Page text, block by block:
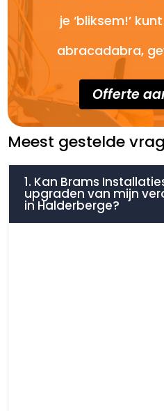
je ‘bliksem!’
abracadabra,
Offerte
Meest gestelde
1. Kan Brams
upgraden van mijn
in Halderberge?